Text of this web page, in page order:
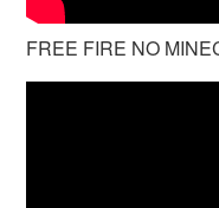
FREE FIRE NO